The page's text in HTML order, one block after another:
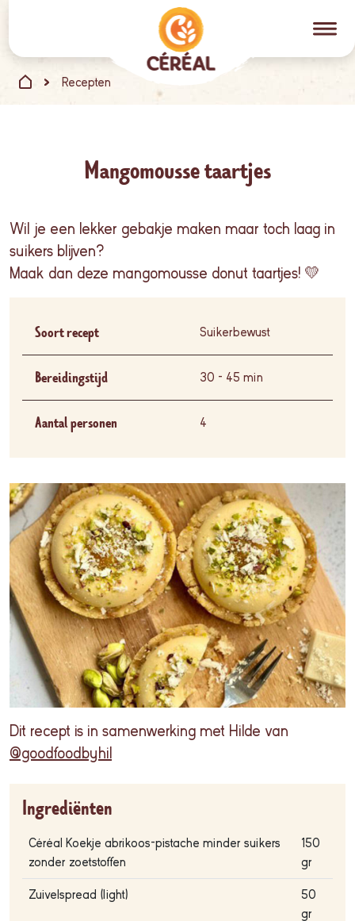
Recepten
Mangomousse taartjes
Wil je een lekker gebakje maken maar toch laag in
suikers blijven?
Maak dan deze mangomousse donut taartjes! 💛
Soort recept Suikerbewust
Bereidingstijd 30 - 45 min
Aantal personen 4
Dit recept is in samenwerking met Hilde van
@goodfoodbyhil
Ingrediënten
Céréal Koekje abrikoos-pistache minder suikers
zonder zoetstoffen
150
gr
Zuivelspread (light)
50
gr